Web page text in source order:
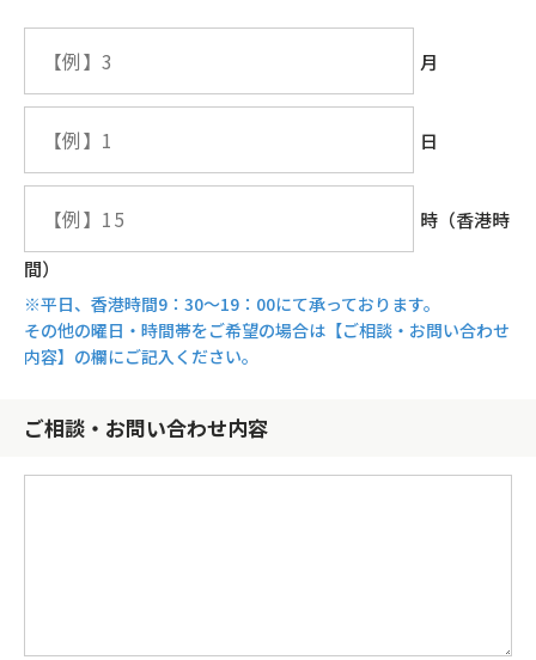
月
日
時（香港時
間）
※平日、香港時間9：30～19：00にて承っております。
その他の曜日・時間帯をご希望の場合は【ご相談・お問い合わせ
内容】の欄にご記入ください。
ご相談・お問い合わせ内容